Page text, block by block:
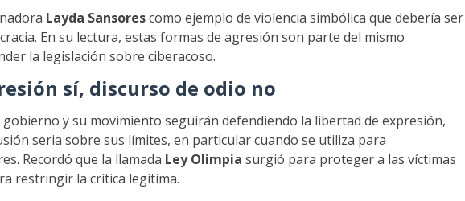
Layda Sansorescomo ejemplo de violencia simbólica que debería ser
En su lectura, estas formas de agresión son parte del mismo
la legislación sobre ciberacoso.
sí, discurso de odio no
y su movimiento seguirán defendiendo la libertad de expresión,
seria sobre sus límites, en particular cuando se utiliza para
Recordó que la llamada Ley Olimpia surgió para proteger a las víctimas
restringir la crítica legítima.